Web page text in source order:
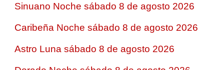
Sinuano Noche sábado 8 de agosto 2026
Caribeña Noche sábado 8 de agosto 2026
Astro Luna sábado 8 de agosto 2026